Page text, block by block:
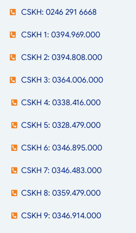
CSKH: 0246 291 6668
CSKH 1: 0394.969.000
CSKH 2: 0394.808.000
CSKH 3: 0364.006.000
CSKH 4: 0338.416.000
CSKH 5: 0328.479.000
CSKH 6: 0346.895.000
CSKH 7: 0346.483.000
CSKH 8: 0359.479.000
CSKH 9: 0346.914.000